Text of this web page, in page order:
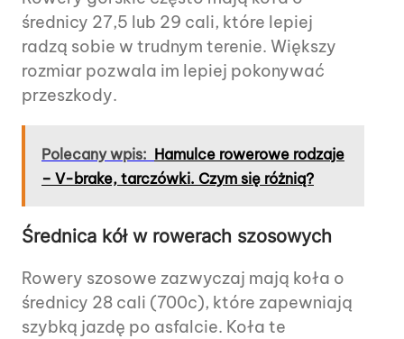
średnicy 27,5 lub 29 cali, które lepiej
radzą sobie w trudnym terenie. Większy
rozmiar pozwala im lepiej pokonywać
przeszkody.
Polecany wpis: Hamulce rowerowe rodzaje
– V-brake, tarczówki. Czym się różnią?
Średnica kół w rowerach szosowych
Rowery szosowe zazwyczaj mają koła o
średnicy 28 cali (700c), które zapewniają
szybką jazdę po asfalcie. Koła te